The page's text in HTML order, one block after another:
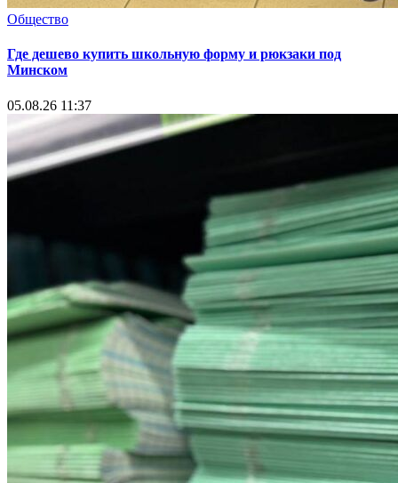
Общество
Где дешево купить школьную форму и рюкзаки под
Минском
05.08.26 11:37